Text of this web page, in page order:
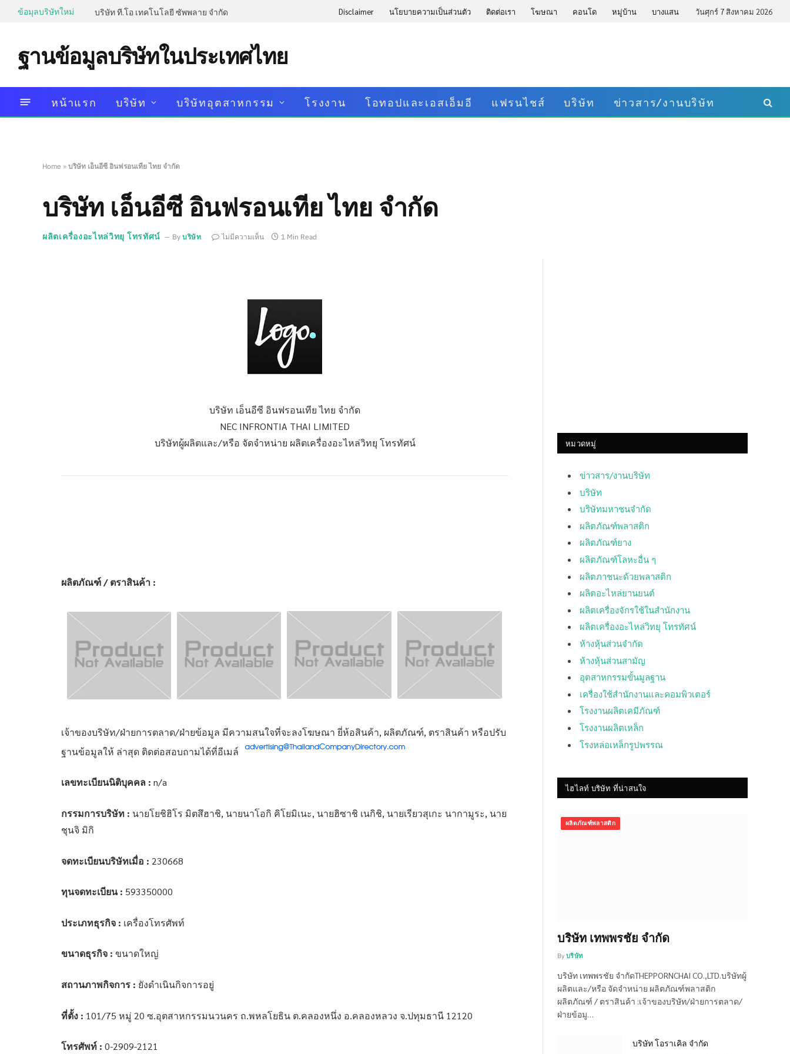
ข้อมุลบริษัทใหม่ บริษัท ที.โอ เทคโนโลยี ซัพพลาย จำกัด Disclaimer นโยบายความเป็นส่วนตัว ติดต่อเรา โฆษณา คอนโด หมู่บ้าน บางแสน วันศุกร์ 7 สิงหาคม 2026
ฐานข้อมูลบริษัทในประเทศไทย
หน้าแรก บริษัท บริษัทอุตสาหกรรม โรงงาน โอทอปและเอสเอ็มอี แฟรนไชส์ บริษัท ข่าวสาร/งานบริษัท
Home » บริษัท เอ็นอีซี อินฟรอนเทีย ไทย จำกัด
บริษัท เอ็นอีซี อินฟรอนเทีย ไทย จำกัด
ผลิตเครื่องอะไหล่วิทยุ โทรทัศน์ By บริษัท ไม่มีความเห็น 1 Min Read
บริษัท เอ็นอีซี อินฟรอนเทีย ไทย จำกัด
NEC INFRONTIA THAI LIMITED
บริษัทผู้ผลิตและ/หรือ จัดจำหน่าย ผลิตเครื่องอะไหล่วิทยุ โทรทัศน์
ผลิตภัณฑ์ / ตราสินค้า :
เจ้าของบริษัท/ฝ่ายการตลาด/ฝ่ายข้อมูล มีความสนใจที่จะลงโฆษณา ยี่ห้อสินค้า, ผลิตภัณฑ์, ตราสินค้า หรือปรับ
ฐานข้อมูลให้ ล่าสุด ติดต่อสอบถามได้ที่อีเมล์
เลขทะเบียนนิติบุคคล : n/a
กรรมการบริษัท : นายโยชิฮิโร มิตสึฮาชิ, นายนาโอกิ คิโยมิเนะ, นายฮิซาชิ เนกิชิ, นายเรียวสุเกะ นากามูระ, นาย
ชุนจิ มิกิ
จดทะเบียนบริษัทเมื่อ : 230668
ทุนจดทะเบียน : 593350000
ประเภทธุรกิจ : เครื่องโทรศัพท์
ขนาดธุรกิจ : ขนาดใหญ่
สถานภาพกิจการ : ยังดำเนินกิจการอยู่
ที่ตั้ง : 101/75 หมู่ 20 ซ.อุตสาหกรรมนวนคร ถ.พหลโยธิน ต.คลองหนึ่ง อ.คลองหลวง จ.ปทุมธานี 12120
โทรศัพท์ : 0-2909-2121
หมวดหมู่
ข่าวสาร/งานบริษัท
บริษัท
บริษัทมหาชนจำกัด
ผลิตภัณฑ์พลาสติก
ผลิตภัณฑ์ยาง
ผลิตภัณฑ์โลหะอื่น ๆ
ผลิตภาชนะด้วยพลาสติก
ผลิตอะไหล่ยานยนต์
ผลิตเครื่องจักรใช้ในสำนักงาน
ผลิตเครื่องอะไหล่วิทยุ โทรทัศน์
ห้างหุ้นส่วนจำกัด
ห้างหุ้นส่วนสามัญ
อุตสาหกรรมขั้นมูลฐาน
เครื่องใช้สำนักงานและคอมพิวเตอร์
โรงงานผลิตเคมีภัณฑ์
โรงงานผลิตเหล็ก
โรงหล่อเหล็กรูปพรรณ
ไฮไลท์ บริษัท ที่น่าสนใจ
ผลิตภัณฑ์พลาสติก
บริษัท เทพพรชัย จำกัด
By บริษัท
บริษัท เทพพรชัย จำกัดTHEPPORNCHAI CO.,LTD.บริษัทผู้
ผลิตและ/หรือ จัดจำหน่าย ผลิตภัณฑ์พลาสติก
ผลิตภัณฑ์ / ตราสินค้า :เจ้าของบริษัท/ฝ่ายการตลาด/
ฝ่ายข้อมู…
บริษัท โอราเคิล จำกัด